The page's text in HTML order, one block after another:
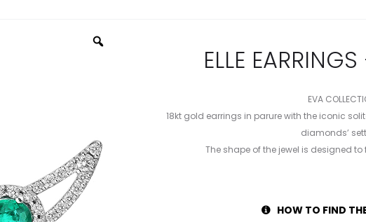
ELLE
EVA
18kt gold earrings in parure with the iconic
diamonds’
The shape of the jewel is designed
HOW TO FIND